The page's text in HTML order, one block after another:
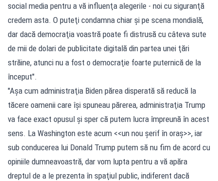
social media pentru a vă influenţa alegerile - noi cu siguranţă
credem asta. O puteţi condamna chiar şi pe scena mondială,
dar dacă democraţia voastră poate fi distrusă cu câteva sute
de mii de dolari de publicitate digitală din partea unei ţări
străine, atunci nu a fost o democraţie foarte puternică de la
început".
"Aşa cum administraţia Biden părea disperată să reducă la
tăcere oamenii care îşi spuneau părerea, administraţia Trump
va face exact opusul şi sper că putem lucra împreună în acest
sens. La Washington este acum <<un nou şerif în oraş>>, iar
sub conducerea lui Donald Trump putem să nu fim de acord cu
opiniile dumneavoastră, dar vom lupta pentru a vă apăra
dreptul de a le prezenta în spaţiul public, indiferent dacă